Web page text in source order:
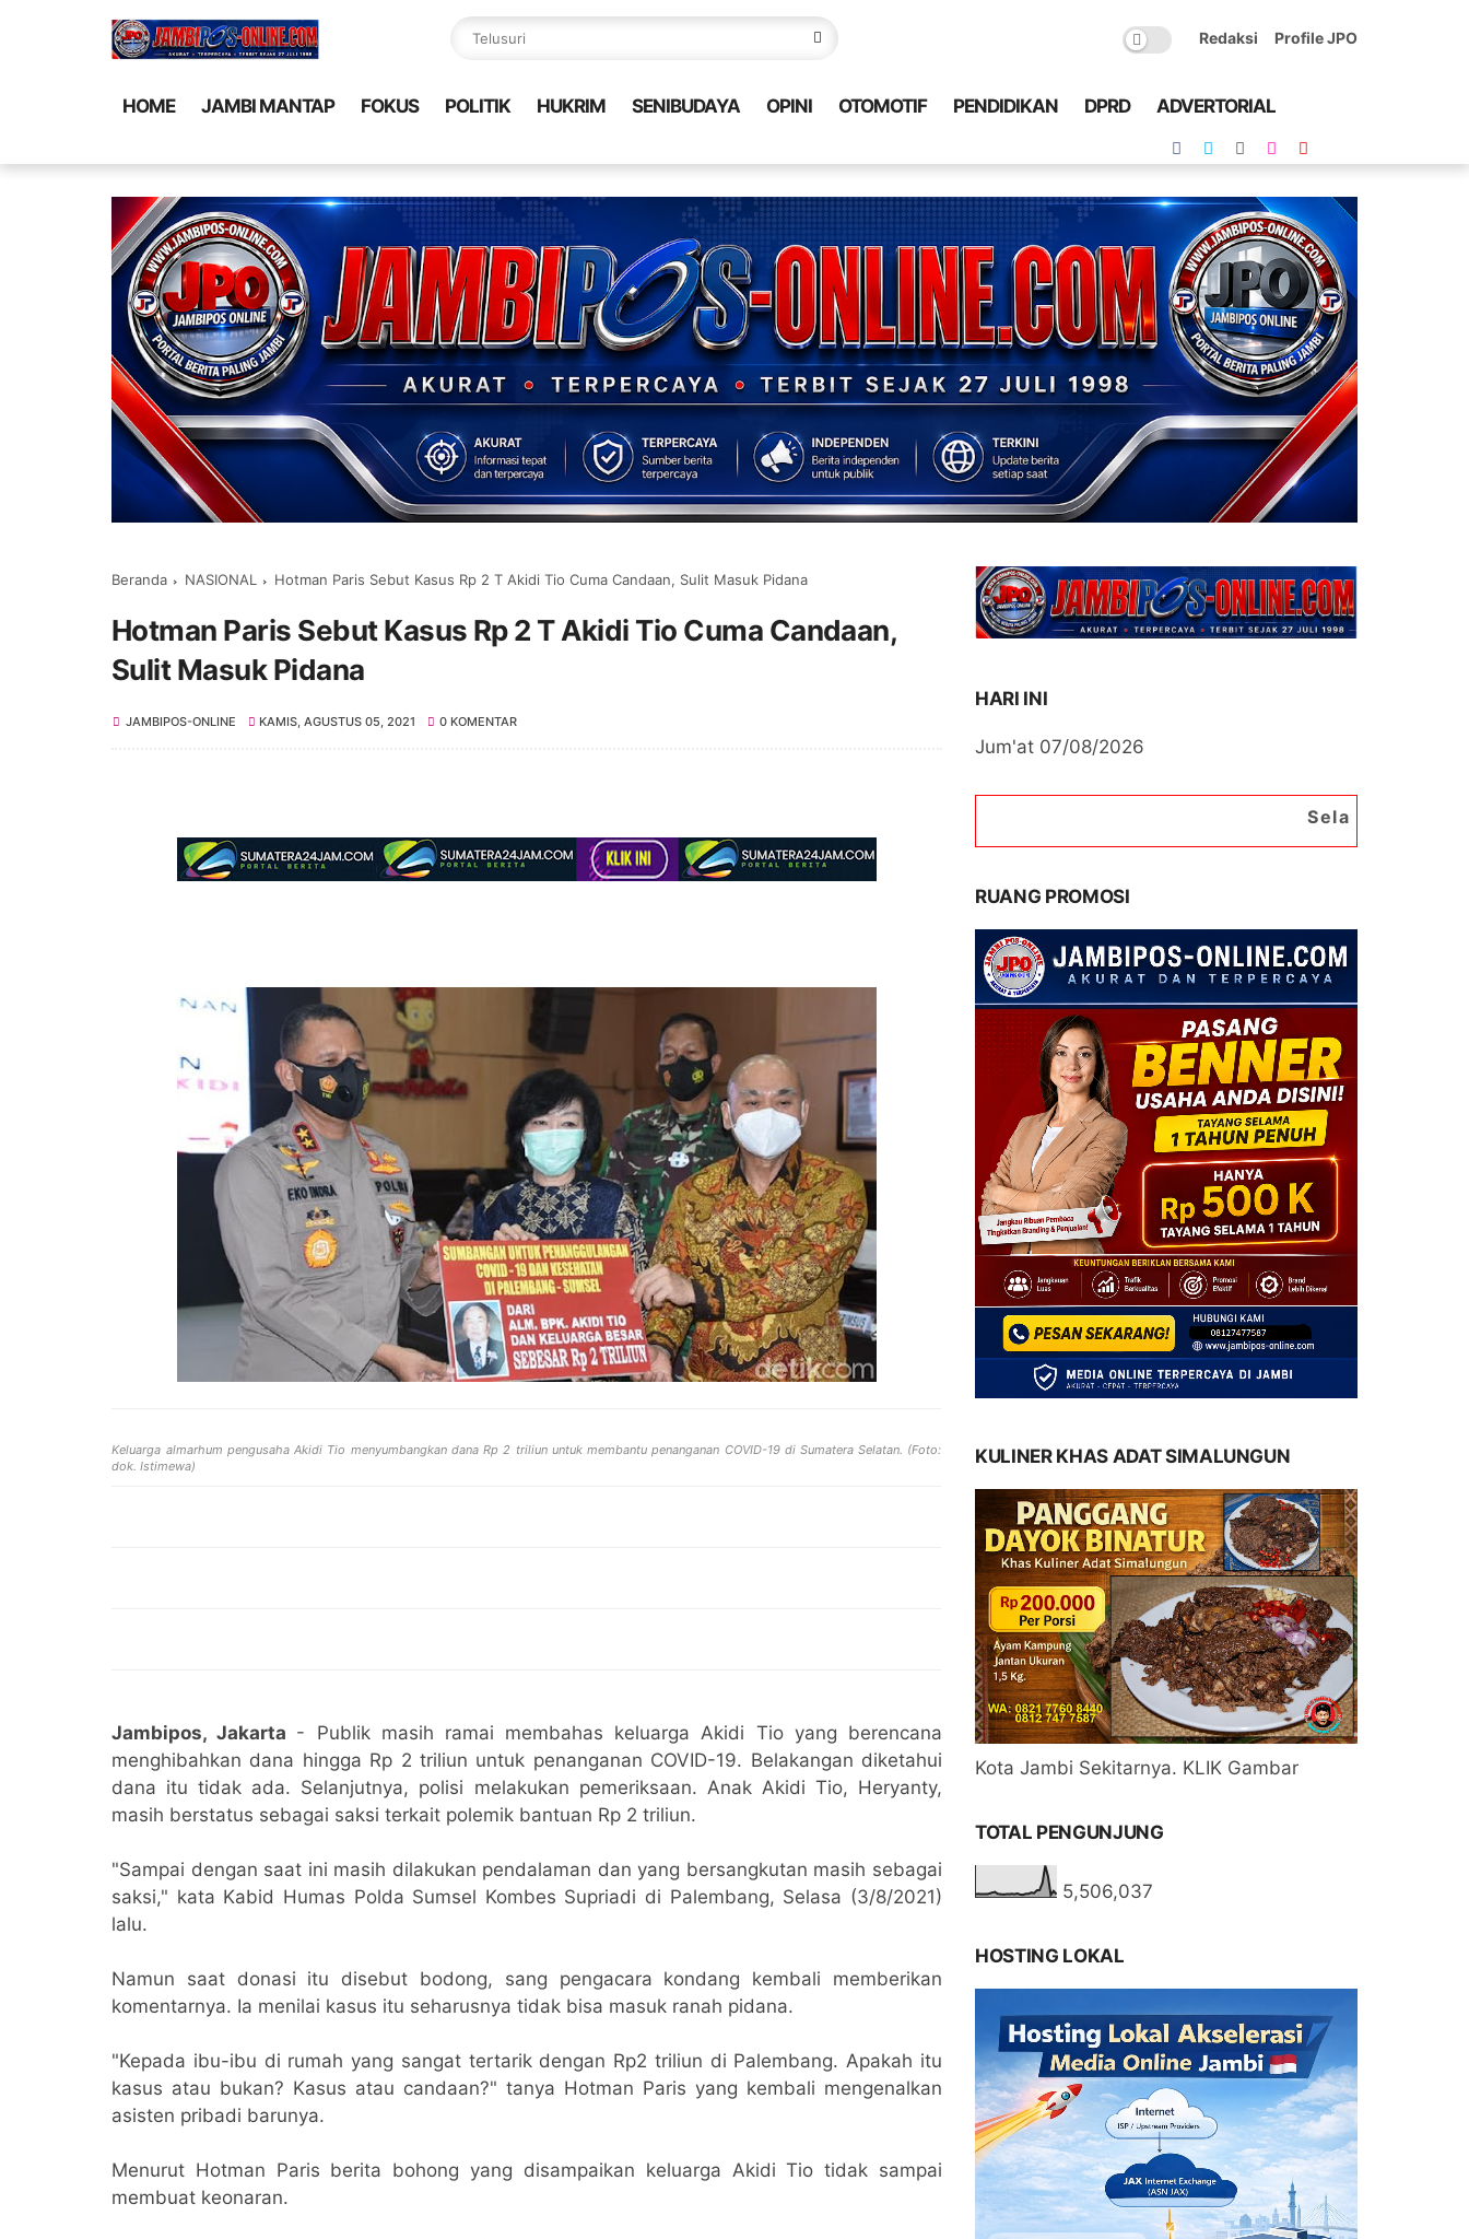
Redaksi Profile JPO
HOME JAMBI MANTAP FOKUS POLITIK HUKRIM SENIBUDAYA OPINI OTOMOTIF PENDIDIKAN DPRD ADVERTORIAL
Beranda NASIONAL Hotman Paris Sebut Kasus Rp 2 T Akidi Tio Cuma Candaan, Sulit Masuk Pidana
Hotman Paris Sebut Kasus Rp 2 T Akidi Tio Cuma Candaan,
Sulit Masuk Pidana
JAMBIPOS-ONLINE KAMIS, AGUSTUS 05, 2021 0 KOMENTAR
Keluarga almarhum pengusaha Akidi Tio menyumbangkan dana Rp 2 triliun untuk membantu penanganan COVID-19 di Sumatera Selatan. (Foto:
dok. Istimewa)
Jambipos, Jakarta - Publik masih ramai membahas keluarga Akidi Tio yang berencana
menghibahkan dana hingga Rp 2 triliun untuk penanganan COVID-19. Belakangan diketahui
dana itu tidak ada. Selanjutnya, polisi melakukan pemeriksaan. Anak Akidi Tio, Heryanty,
masih berstatus sebagai saksi terkait polemik bantuan Rp 2 triliun.
"Sampai dengan saat ini masih dilakukan pendalaman dan yang bersangkutan masih sebagai
saksi," kata Kabid Humas Polda Sumsel Kombes Supriadi di Palembang, Selasa (3/8/2021)
lalu.
Namun saat donasi itu disebut bodong, sang pengacara kondang kembali memberikan
komentarnya. Ia menilai kasus itu seharusnya tidak bisa masuk ranah pidana.
"Kepada ibu-ibu di rumah yang sangat tertarik dengan Rp2 triliun di Palembang. Apakah itu
kasus atau bukan? Kasus atau candaan?" tanya Hotman Paris yang kembali mengenalkan
asisten pribadi barunya.
Menurut Hotman Paris berita bohong yang disampaikan keluarga Akidi Tio tidak sampai
membuat keonaran.
HARI INI
Jum'at 07/08/2026
Selamat Datang di
RUANG PROMOSI
KULINER KHAS ADAT SIMALUNGUN
Kota Jambi Sekitarnya. KLIK Gambar
TOTAL PENGUNJUNG
5,506,037
HOSTING LOKAL